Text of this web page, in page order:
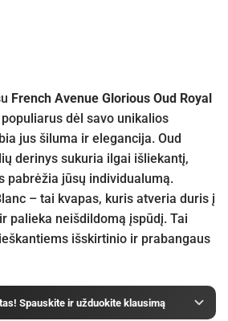
French Avenue Glorious Oud Royal
dėl savo unikalios
jus šiluma ir elegancija. Oud
derinys sukuria ilgai išliekantį,
pabrėžia jūsų individualumą.
– tai kvapas, kuris atveria duris į
palieka neišdildomą įspūdį. Tai
išskirtinio ir prabangaus
Spauskite ir užduokite klausimą